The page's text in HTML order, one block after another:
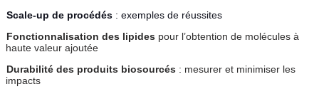
Scale-up de procédés : exemples de réussites
Fonctionnalisation des lipides pour l’obtention de molécules à
haute valeur ajoutée
Durabilité des produits biosourcés : mesurer et minimiser les
impacts